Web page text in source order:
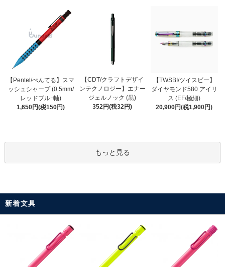
【Pentel/ぺんてる】スマ
ッシュシャープ (0.5mm/
レッドブルｰ軸)
1,650円(税150円)
【CDT/クラフトデザイ
ンテクノロジー】エナー
ジェルノック (黒)
352円(税32円)
【TWSBI/ツイスビー】
ダイヤモンド580 アイリ
ス (EF/極細)
20,900円(税1,900円)
もっと見る
新着文具